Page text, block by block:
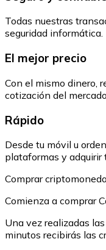
Todas nuestras
seguridad informática.
El mejor precio
Con el mismo dinero,
cotización del mercado.
Rápido
Desde tu móvil u
plataformas y adquirir
Comprar
Comienza a comprar
Una vez realizadas
minutos recibirás las